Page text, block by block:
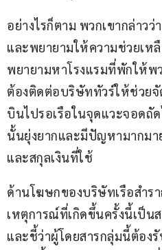
อย่างไรก็ตาม พวกเขากล่าว
และพยายามให้ความช่วยเห
พยายามหาโรงแรมที่พักให้พ
ต้องติดต่อบริษัททัวร์ให้ช่วยจั
บินไปรอเรือในจุดแวะจอดถั
นั้นยุ่งยากและมีปัญหามากมา
และสกุลเงินที่ใช้
ด้านโฆษกของบริษัทเรือสำร
เหตุการณ์ที่เกิดขึ้นครั้งนี้เป็น
และชี้ว่าผู้โดยสารกลุ่มนี้ต้อง